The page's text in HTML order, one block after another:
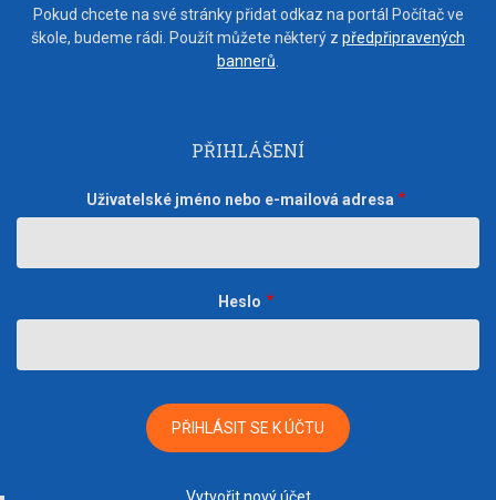
Pokud chcete na své stránky přidat odkaz na portál Počítač ve
škole, budeme rádi. Použít můžete některý z předpřipravených
bannerů
PŘIHLÁŠENÍ
Uživatelské jméno nebo e-mailová adresa
Heslo